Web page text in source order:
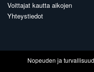
Voittajat kautta aikojen
Yhteystiedot
Nopeuden ja